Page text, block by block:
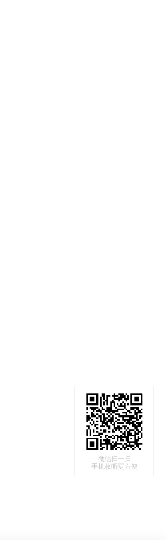
微信扫一扫
手机收听更方便